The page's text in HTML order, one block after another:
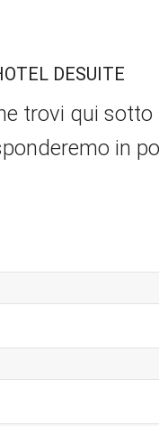
DESUITE
trovi qui sotto
in